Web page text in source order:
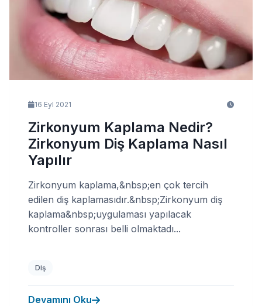
16 Eyl 2021
Zirkonyum Kaplama Nedir?
Zirkonyum Diş Kaplama Nasıl
Yapılır
Zirkonyum kaplama,&nbsp;en çok tercih
edilen diş kaplamasıdır.&nbsp;Zirkonyum diş
kaplama&nbsp;uygulaması yapılacak
kontroller sonrası belli olmaktadı...
Diş
Devamını Oku